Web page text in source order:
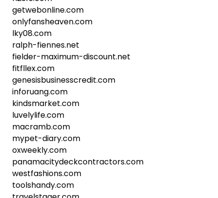
getwebonline.com
onlyfansheaven.com
lky08.com
ralph-fiennes.net
fielder-maximum-discount.net
fitfllex.com
genesisbusinesscredit.com
inforuang.com
kindsmarket.com
luvelylife.com
macramb.com
mypet-diary.com
oxweekly.com
panamacitydeckcontractors.com
westfashions.com
toolshandy.com